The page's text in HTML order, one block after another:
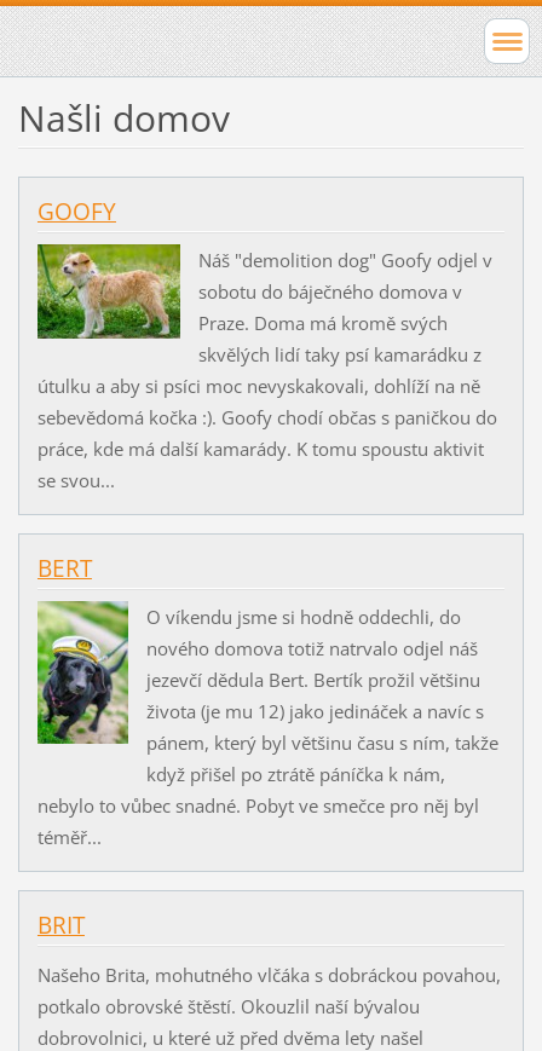
Našli domov
GOOFY
Náš "demolition dog" Goofy odjel v
sobotu do báječného domova v
Praze. Doma má kromě svých
skvělých lidí taky psí kamarádku z
útulku a aby si psíci moc nevyskakovali, dohlíží na ně
sebevědomá kočka :). Goofy chodí občas s paničkou do
práce, kde má další kamarády. K tomu spoustu aktivit
se svou...
BERT
O víkendu jsme si hodně oddechli, do
nového domova totiž natrvalo odjel náš
jezevčí dědula Bert. Bertík prožil většinu
života (je mu 12) jako jedináček a navíc s
pánem, který byl většinu času s ním, takže
když přišel po ztrátě páníčka k nám,
nebylo to vůbec snadné. Pobyt ve smečce pro něj byl
téměř...
BRIT
Našeho Brita, mohutného vlčáka s dobráckou povahou,
potkalo obrovské štěstí. Okouzlil naší bývalou
dobrovolnici, u které už před dvěma lety našel